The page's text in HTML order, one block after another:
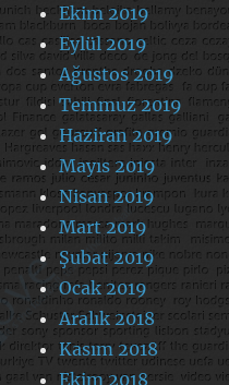
Ekim 2019
Eylül 2019
Ağustos 2019
Temmuz 2019
Haziran 2019
Mayıs 2019
Nisan 2019
Mart 2019
Şubat 2019
Ocak 2019
Aralık 2018
Kasım 2018
Ekim 2018